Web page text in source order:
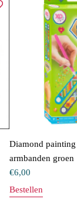
Diamond painting
armbanden groen
€6,00
Bestellen